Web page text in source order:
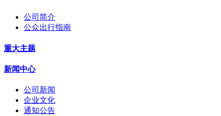
公司简介
公众出行指南
重大主题
新闻中心
公司新闻
企业文化
通知公告